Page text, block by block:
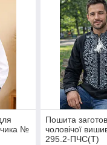
№
Пошита
чоловічої
295.2-ПЧС(Т)